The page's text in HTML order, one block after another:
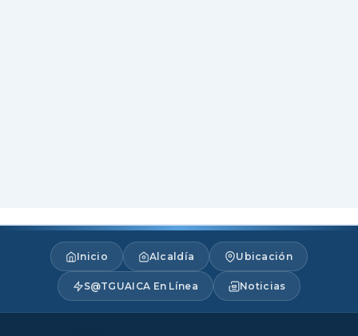
Inicio Alcaldía Ubicación
S@TGUAICA En Línea Noticias